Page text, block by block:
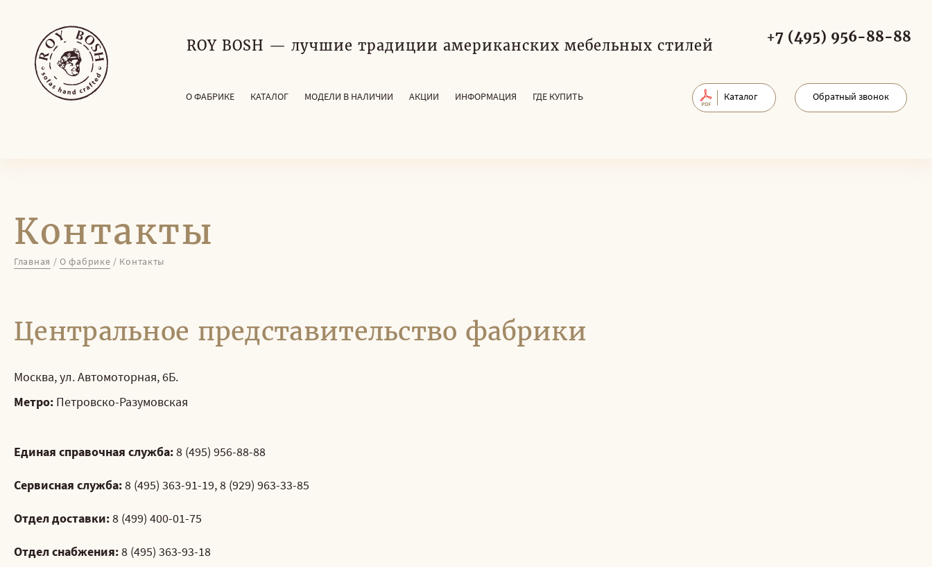
ROY BOSH — лучшие традиции американских мебельных стилей
+7 (495) 956-88-88
О ФАБРИКЕ КАТАЛОГ МОДЕЛИ В НАЛИЧИИ АКЦИИ ИНФОРМАЦИЯ ГДЕ КУПИТЬ Каталог Обратный звонок
Контакты
Главная / О фабрике / Контакты
Центральное представительство фабрики
Москва, ул. Автомоторная, 6Б.
Метро: Петровско-Разумовская
Единая справочная служба: 8 (495) 956-88-88
Сервисная служба: 8 (495) 363-91-19, 8 (929) 963-33-85
Отдел доставки: 8 (499) 400-01-75
Отдел снабжения: 8 (495) 363-93-18